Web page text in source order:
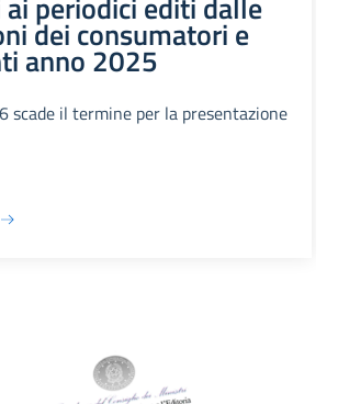
dei consumatori e
anno 2025
scade il termine per la presentazione